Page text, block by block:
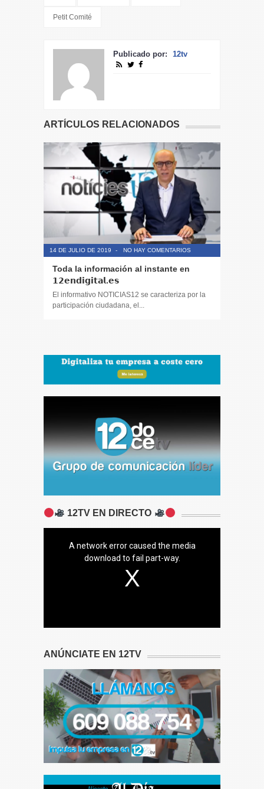
Petit Comité
Publicado por: 12tv
ARTÍCULOS RELACIONADOS
14 DE JULIO DE 2019 - NO HAY COMENTARIOS
Toda la información al instante en
𝟭𝟮𝗲𝗻𝗱𝗶𝗴𝗶𝘁𝗮𝗹.𝗲𝘀
El informativo NOTICIAS12 se caracteriza por la
participación ciudadana, el...
12TV EN DIRECTO
A network error caused the media
download to fail part-way.
ANÚNCIATE EN 12TV